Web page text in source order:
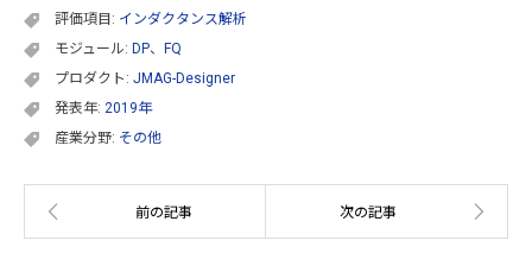
評価項目: インダクタンス解析
モジュール: DP、
FQ
プロダクト: JMAG-Designer
発表年: 2019年
産業分野: その他